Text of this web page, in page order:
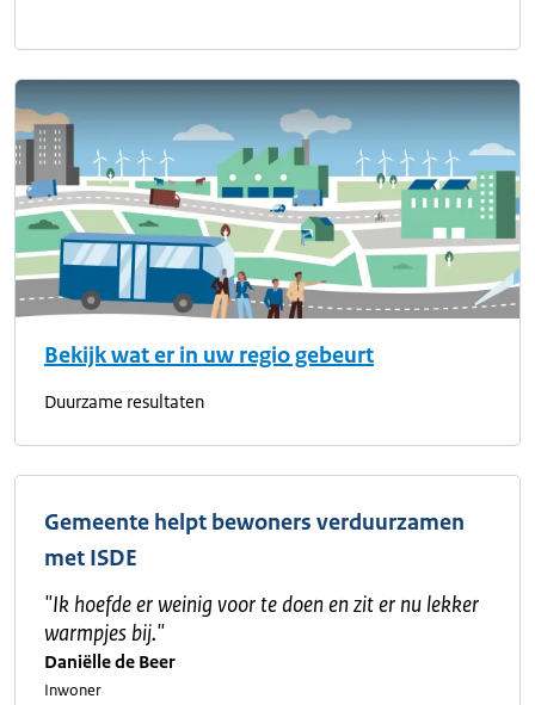
Bekijk wat er in uw regio gebeurt
Duurzame resultaten
Gemeente helpt bewoners verduurzamen
met ISDE
"Ik hoefde er weinig voor te doen en zit er nu lekker
warmpjes bij."
Daniëlle de Beer
Inwoner